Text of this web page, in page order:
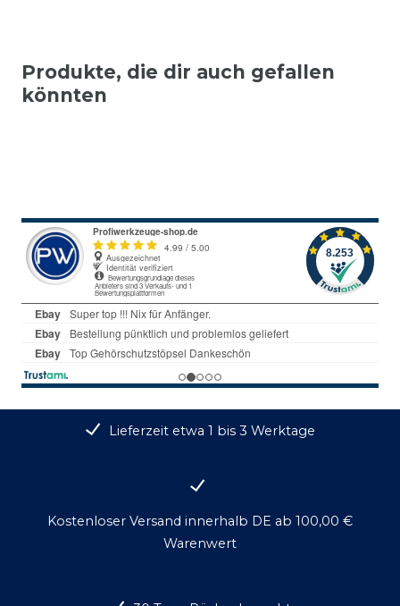
Produkte, die dir auch gefallen
könnten
Lieferzeit etwa 1 bis 3 Werktage
Kostenloser Versand innerhalb DE ab 100,00 €
Warenwert